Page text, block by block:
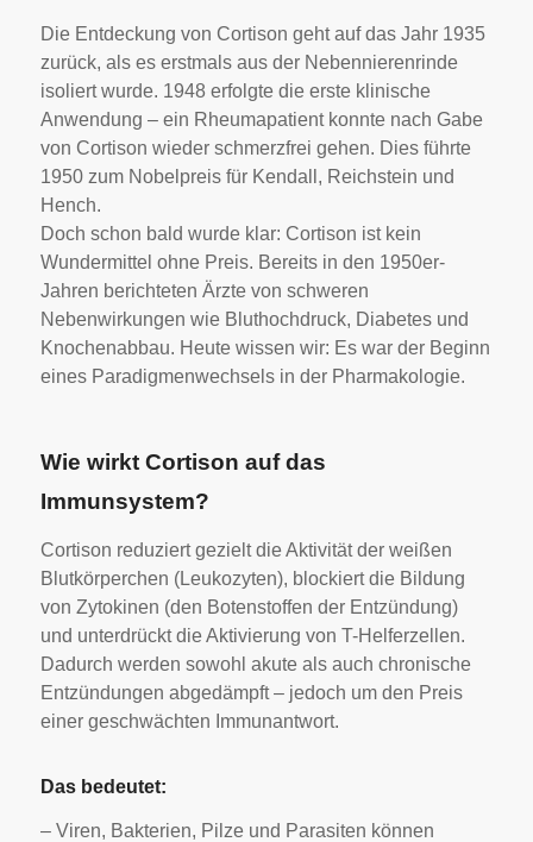
Die Entdeckung von Cortison geht auf das Jahr 1935
zurück, als es erstmals aus der Nebennierenrinde
isoliert wurde. 1948 erfolgte die erste klinische
Anwendung – ein Rheumapatient konnte nach Gabe
von Cortison wieder schmerzfrei gehen. Dies führte
1950 zum Nobelpreis für Kendall, Reichstein und
Hench.
Doch schon bald wurde klar: Cortison ist kein
Wundermittel ohne Preis. Bereits in den 1950er-
Jahren berichteten Ärzte von schweren
Nebenwirkungen wie Bluthochdruck, Diabetes und
Knochenabbau. Heute wissen wir: Es war der Beginn
eines Paradigmenwechsels in der Pharmakologie.
Wie wirkt Cortison auf das
Immunsystem?
Cortison reduziert gezielt die Aktivität der weißen
Blutkörperchen (Leukozyten), blockiert die Bildung
von Zytokinen (den Botenstoffen der Entzündung)
und unterdrückt die Aktivierung von T-Helferzellen.
Dadurch werden sowohl akute als auch chronische
Entzündungen abgedämpft – jedoch um den Preis
einer geschwächten Immunantwort.
Das bedeutet:
– Viren, Bakterien, Pilze und Parasiten können